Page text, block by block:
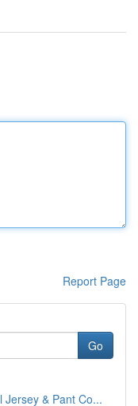
Report Page
Go
& Pant Co...